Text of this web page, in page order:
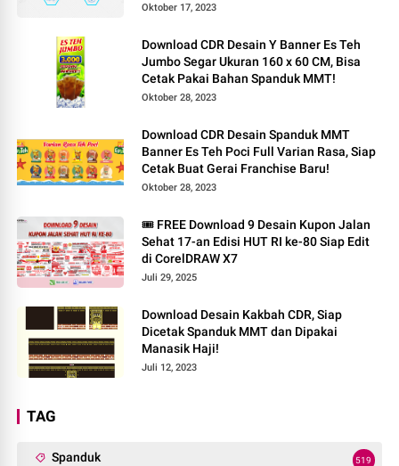
Oktober 17, 2023
Download CDR Desain Y Banner Es Teh
Jumbo Segar Ukuran 160 x 60 CM, Bisa
Cetak Pakai Bahan Spanduk MMT!
Oktober 28, 2023
Download CDR Desain Spanduk MMT
Banner Es Teh Poci Full Varian Rasa, Siap
Cetak Buat Gerai Franchise Baru!
Oktober 28, 2023
🎟️ FREE Download 9 Desain Kupon Jalan
Sehat 17-an Edisi HUT RI ke-80 Siap Edit
di CorelDRAW X7
Juli 29, 2025
Download Desain Kakbah CDR, Siap
Dicetak Spanduk MMT dan Dipakai
Manasik Haji!
Juli 12, 2023
TAG
Spanduk 519